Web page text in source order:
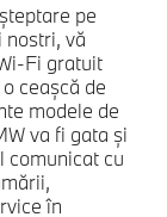
pe
vă
Fi gratuit
ceașcă de
modele de
va fi gata şi
comunicat cu
în